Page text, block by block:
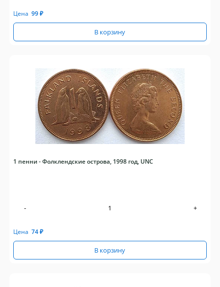
Цена 99₽
В корзину
1 пенни - Фолклендские острова, 1998 год, UNC
- +
Цена 74₽
В корзину